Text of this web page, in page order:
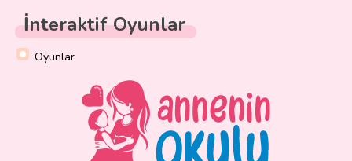
İnteraktif Oyunlar
Oyunlar